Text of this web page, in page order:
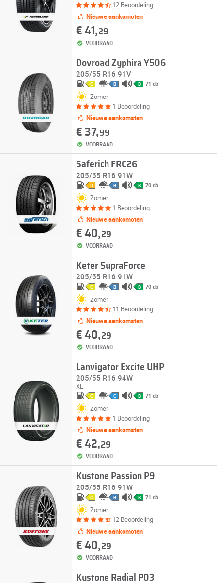
12 Beoordeling
Nieuwe aankomsten
€ 41,29
VOORRAAD
Dovroad Zyphira Y506
205/55 R16 91V
C B B 71 db
Zomer
1 Beoordeling
Nieuwe aankomsten
€ 37,99
VOORRAAD
Saferich FRC26
205/55 R16 91W
D B B 70 db
Zomer
1 Beoordeling
Nieuwe aankomsten
€ 40,29
VOORRAAD
Keter SupraForce
205/55 R16 91W
C B B 70 db
Zomer
11 Beoordeling
Nieuwe aankomsten
€ 40,29
VOORRAAD
Lanvigator Excite UHP
205/55 R16 94W
XL
C C B 71 db
Zomer
1 Beoordeling
Nieuwe aankomsten
€ 42,29
VOORRAAD
Kustone Passion P9
205/55 R16 91W
C B B 71 db
Zomer
12 Beoordeling
Nieuwe aankomsten
€ 40,29
VOORRAAD
Kustone Radial P03